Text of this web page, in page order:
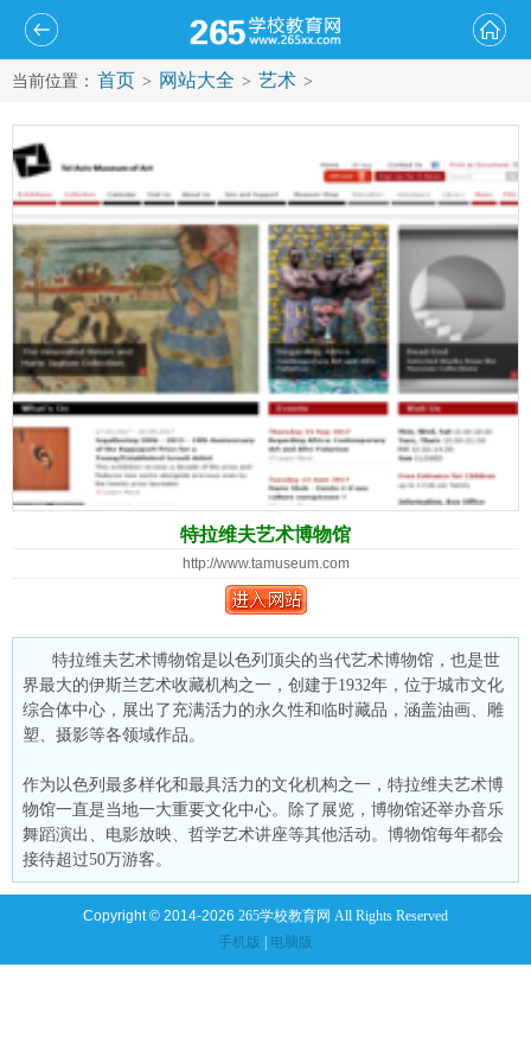
当前位置： 首页 > 网站大全 > 艺术 >
特拉维夫艺术博物馆
http://www.tamuseum.com
特拉维夫艺术博物馆是以色列顶尖的当代艺术博物馆，也是世
界最大的伊斯兰艺术收藏机构之一，创建于1932年，位于城市文化
综合体中心，展出了充满活力的永久性和临时藏品，涵盖油画、雕
塑、摄影等各领域作品。
作为以色列最多样化和最具活力的文化机构之一，特拉维夫艺术博
物馆一直是当地一大重要文化中心。除了展览，博物馆还举办音乐
舞蹈演出、电影放映、哲学艺术讲座等其他活动。博物馆每年都会
接待超过50万游客。
Copyright © 2014-2026 265学校教育网 All Rights Reserved
手机版 | 电脑版